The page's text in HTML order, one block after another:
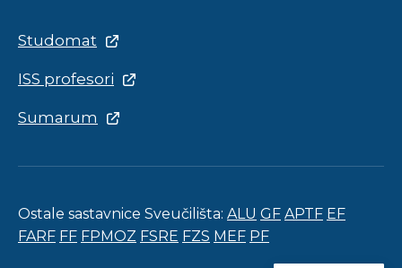
Studomat
ISS profesori
Sumarum
Ostale sastavnice Sveučilišta: ALU GF APTF EF
FARF FF FPMOZ FSRE FZS MEF PF